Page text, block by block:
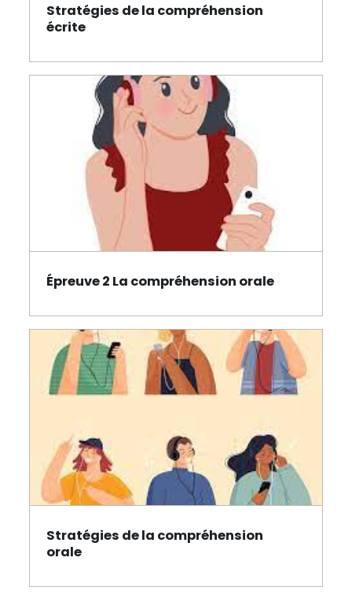
Stratégies de la compréhension
écritePage
Épreuve 2 La compréhension orale
Stratégies de la compréhension
oralePage